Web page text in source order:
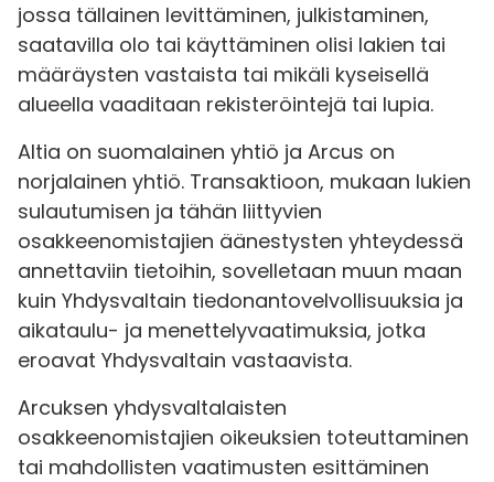
jossa tällainen levittäminen, julkistaminen,
saatavilla olo tai käyttäminen olisi lakien tai
määräysten vastaista tai mikäli kyseisellä
alueella vaaditaan rekisteröintejä tai lupia.
Altia on suomalainen yhtiö ja Arcus on
norjalainen yhtiö. Transaktioon, mukaan lukien
sulautumisen ja tähän liittyvien
osakkeenomistajien äänestysten yhteydessä
annettaviin tietoihin, sovelletaan muun maan
kuin Yhdysvaltain tiedonantovelvollisuuksia ja
aikataulu- ja menettelyvaatimuksia, jotka
eroavat Yhdysvaltain vastaavista.
Arcuksen yhdysvaltalaisten
osakkeenomistajien oikeuksien toteuttaminen
tai mahdollisten vaatimusten esittäminen